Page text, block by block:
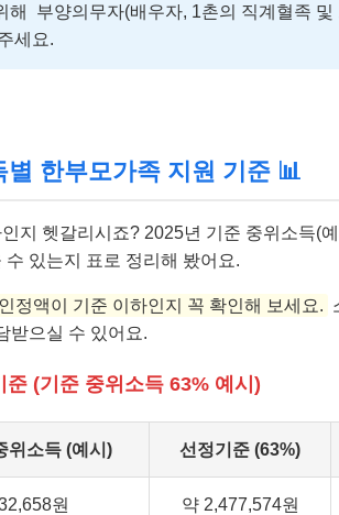
해
부양의무자(배우자, 1촌의 직계혈족
세요.
한부모가족 지원 기준 📊
지 헷갈리시죠? 2025년 기준 중위소득(
있는지 표로 정리해 봤어요.
정액이 기준 이하인지 꼭 확인해 보세요.
받으실 수 있어요.
(기준 중위소득 63% 예시)
위소득 (예시) 선정기준 (63%)
원 약 2,477,574원